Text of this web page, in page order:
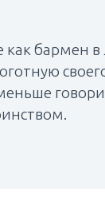
как бармен